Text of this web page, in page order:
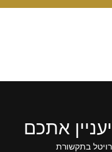
יעניין אתכם
רויטל בתקשורת